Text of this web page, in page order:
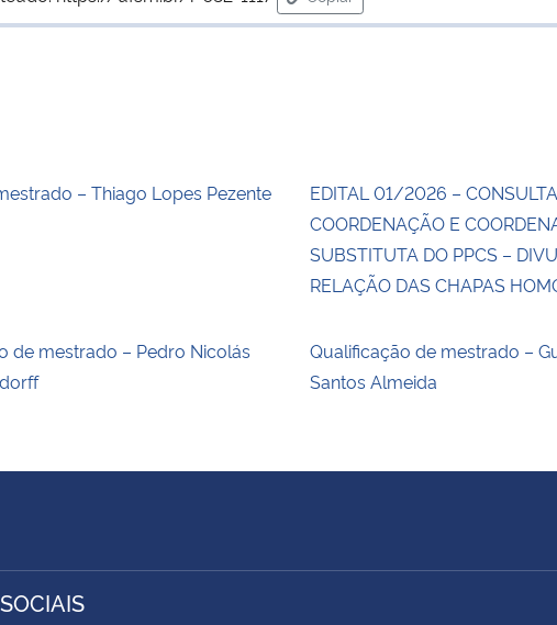
para área de transferência
– Thiago Lopes Pezente
EDITAL 01/2026 –
COORDENAÇÃO E
SUBSTITUTA DO PPCS –
RELAÇÃO DAS CHAPAS
de mestrado – Pedro Nicolás
Qualificação de mestrado –
Santos Almeida